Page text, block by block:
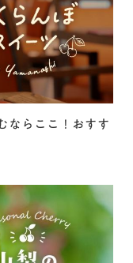
ならここ！おすす